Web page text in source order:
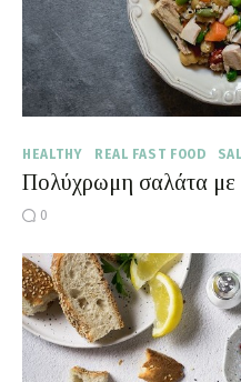
HEALTHY REAL FAST FOOD
Πολύχρωμη σαλάτα με
0